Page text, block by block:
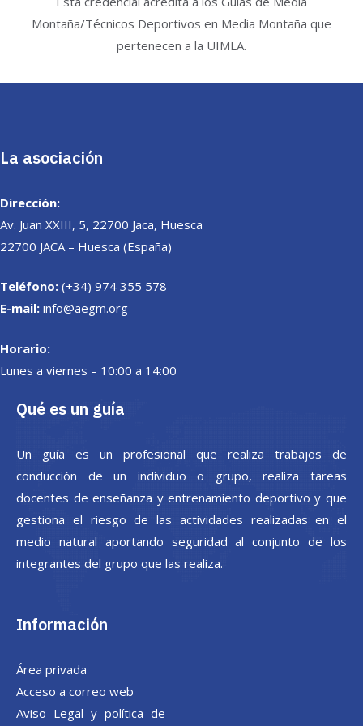
Montaña/Técnicos Deportivos en Media Montaña que
pertenecen a la UIMLA.
La asociación
Dirección:
Av. Juan XXIII, 5, 22700 Jaca, Huesca
22700 JACA – Huesca (España)
Teléfono: (+34) 974 355 578
E-mail: info@aegm.org
Horario:
Lunes a viernes – 10:00 a 14:00
Qué es un guía
Un guía es un profesional que realiza trabajos de
conducción de un individuo o grupo, realiza tareas
docentes de enseñanza y entrenamiento deportivo y que
gestiona el riesgo de las actividades realizadas en el
medio natural aportando seguridad al conjunto de los
integrantes del grupo que las realiza.
Información
Área privada
Acceso a correo web
Aviso Legal y política de